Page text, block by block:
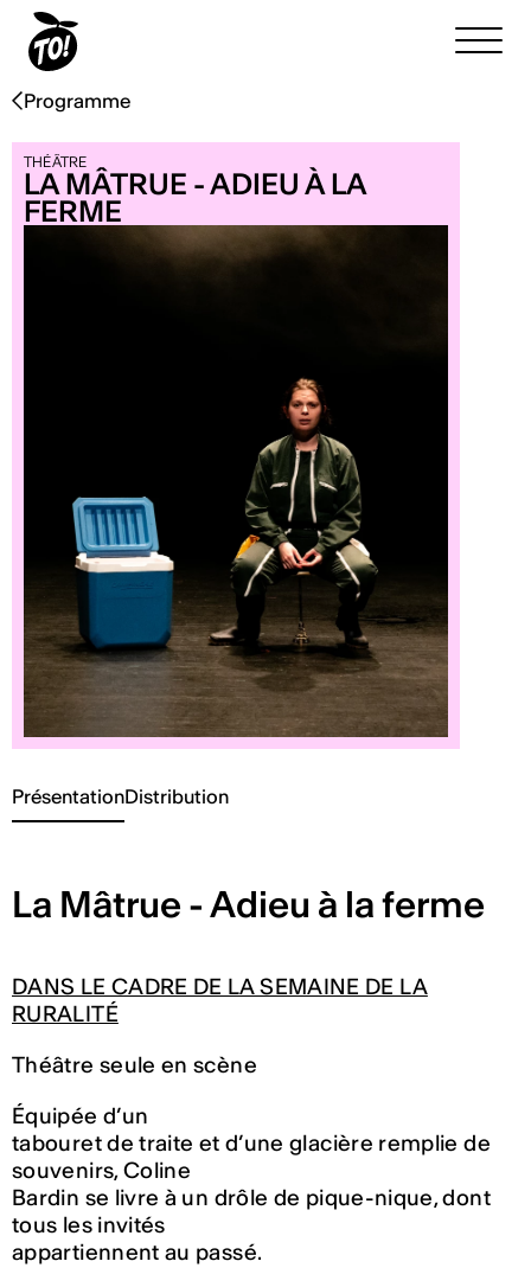
Programme
THÉÂTRE
LA MÂTRUE - ADIEU À LA
FERME
PrésentationDistribution
La Mâtrue - Adieu à la ferme
DANS LE CADRE DE LA SEMAINE DE LA
RURALITÉ
Théâtre seule en scène
Équipée d’un
tabouret de traite et d’une glacière remplie de
souvenirs, Coline
Bardin se livre à un drôle de pique-nique, dont
tous les invités
appartiennent au passé.